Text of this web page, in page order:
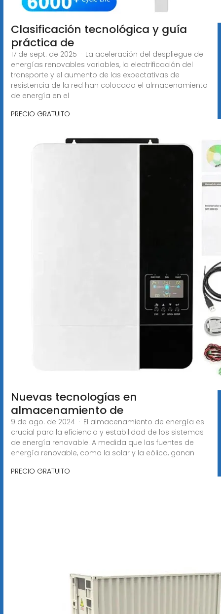
Clasificación tecnológica y guía
práctica de
17 de sept. de 2025 · La aceleración del despliegue de
energías renovables variables, la electrificación del
transporte y el aumento de las expectativas de
resistencia de la red han colocado el almacenamiento
de energía en el
PRECIO GRATUITO
Nuevas tecnologías en
almacenamiento de
9 de ago. de 2024 · El almacenamiento de energía es
crucial para la eficiencia y estabilidad de los sistemas
de energía renovable. A medida que las fuentes de
energía renovable, como la solar y la eólica, ganan
PRECIO GRATUITO